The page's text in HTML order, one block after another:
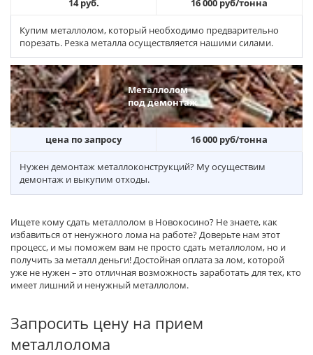
14 руб. 16 000 руб/тонна
Купим металлолом, который необходимо предварительно
порезать. Резка металла осуществляется нашими силами.
Металлолом
под демонтаж
цена по запросу 16 000 руб/тонна
Нужен демонтаж металлоконструкций? Му осуществим
демонтаж и выкупим отходы.
Ищете кому сдать металлолом в Новокосино? Не знаете, как
избавиться от ненужного лома на работе? Доверьте нам этот
процесс, и мы поможем вам не просто сдать металлолом, но и
получить за металл деньги! Достойная оплата за лом, которой
уже не нужен – это отличная возможность заработать для тех, кто
имеет лишний и ненужный металлолом.
Запросить цену на прием
металлолома